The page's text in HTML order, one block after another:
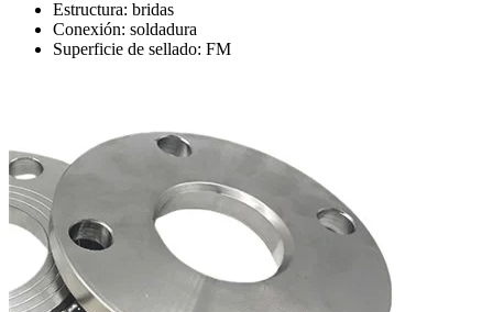
Estructura: bridas
Conexión: soldadura
Superficie de sellado: FM